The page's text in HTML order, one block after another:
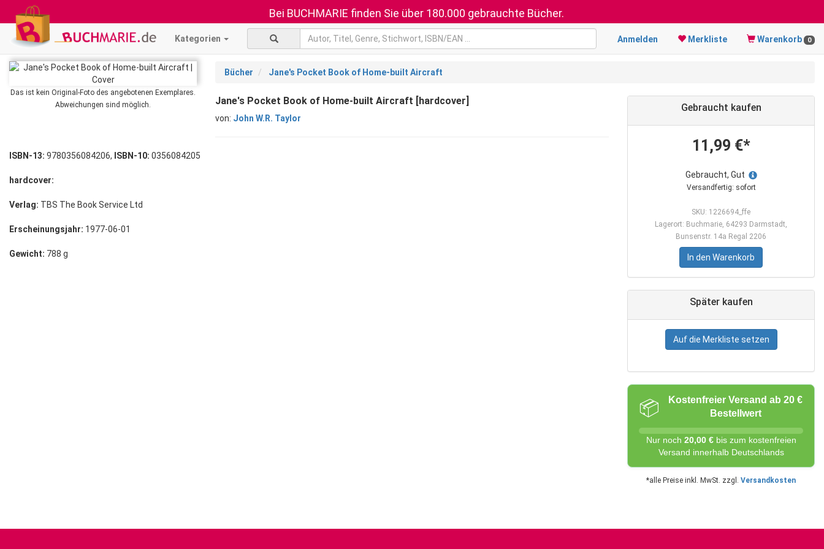
Bei BUCHMARIE finden Sie über 180.000 gebrauchte Bücher.
Kategorien Anmelden Merkliste Warenkorb 0
Das ist kein Original-Foto des angebotenen Exemplares.
Abweichungen sind möglich.
Bücher Jane's Pocket Book of Home-built Aircraft
Jane's Pocket Book of Home-built Aircraft [hardcover]
von: John W.R. Taylor
Gebraucht kaufen
11,99 €*
Gebraucht, Gut
Versandfertig: sofort
SKU: 1226694_ffe
Lagerort: Buchmarie, 64293 Darmstadt,
Bunsenstr. 14a Regal 2206
In den Warenkorb
Später kaufen
Auf die Merkliste setzen
📦
Kostenfreier Versand ab 20 €
Bestellwert
Nur noch 20,00 €bis zum kostenfreien
Versand innerhalb Deutschlands
*alle Preise inkl. MwSt. zzgl. Versandkosten
ISBN-13: 9780356084206, ISBN-10: 0356084205
hardcover:
Verlag: TBS The Book Service Ltd
Erscheinungsjahr: 1977-06-01
Gewicht: 788 g